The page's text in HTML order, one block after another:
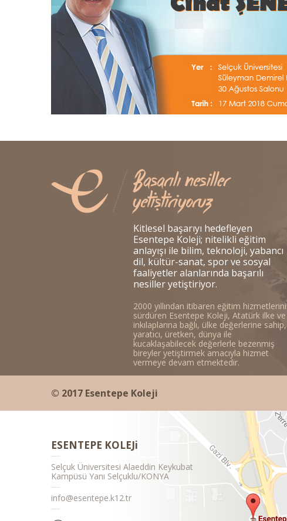
Kitlesel başarıyı hedefleyen
Esentepe Koleji; nitelikli eğitim
anlayışı ile bilim, teknoloji, yabancı
dil, kültür-sanat, spor ve sosyal
faaliyetler alanlarında başarılı
nesiller yetiştiriyor.
2000 yıllından itibaren eğitim hizmetlerini
sürdüren Esentepe Koleji, Atatürk ilke ve
inkılaplarına bağlı, ülke değerlerine sahip,
yaratıcı, üretken, dünya ile
kucaklaşabilecek değerlerle bezenmiş
bireyler yetiştirmek amacıyla hizmet
vermeye devam etmektedir.
© 2017 Esentepe Koleji
ESENTEPE KOLEJi
Selçuk Üniversitesi Alaeddin Keykubat
Kampüsü Yanı Selçuklu/KONYA
info@esentepe.k12.tr